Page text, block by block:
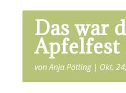
Das war
Apfelfest
vonAnja Pötting Okt.